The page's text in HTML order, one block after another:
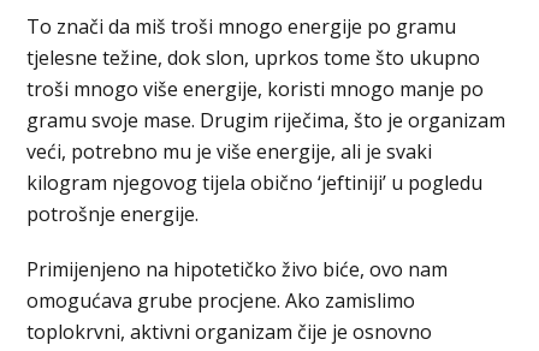
To znači da miš troši mnogo energije po gramu
tjelesne težine, dok slon, uprkos tome što ukupno
troši mnogo više energije, koristi mnogo manje po
gramu svoje mase. Drugim riječima, što je organizam
veći, potrebno mu je više energije, ali je svaki
kilogram njegovog tijela obično ‘jeftiniji’ u pogledu
potrošnje energije.
Primijenjeno na hipotetičko živo biće, ovo nam
omogućava grube procjene. Ako zamislimo
toplokrvni, aktivni organizam čije je osnovno